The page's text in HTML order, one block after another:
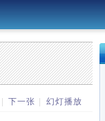
下一张 幻灯播放